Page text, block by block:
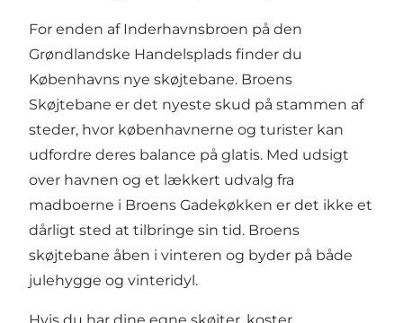
For enden af Inderhavnsbroen på den
Grøndlandske Handelsplads finder du
Københavns nye skøjtebane. Broens
Skøjtebane er det nyeste skud på stammen af
steder, hvor københavnerne og turister kan
udfordre deres balance på glatis. Med udsigt
over havnen og et lækkert udvalg fra
madboerne i Broens Gadekøkken er det ikke et
dårligt sted at tilbringe sin tid. Broens
skøjtebane åben i vinteren og byder på både
julehygge og vinteridyl.